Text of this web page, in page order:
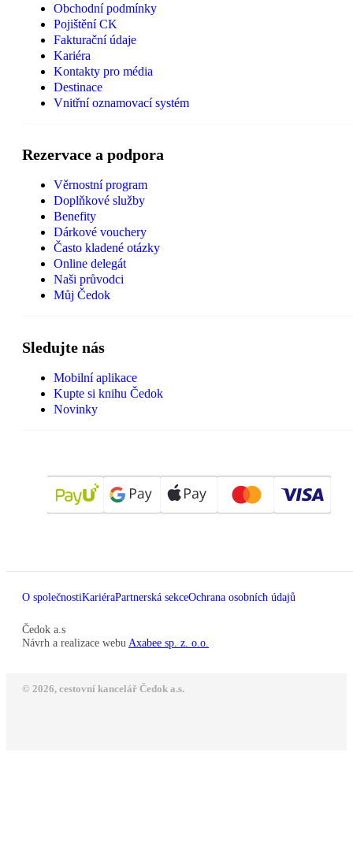
Obchodní podmínky
Pojištění CK
Fakturační údaje
Kariéra
Kontakty pro média
Destinace
Vnitřní oznamovací systém
Rezervace a podpora
Věrnostní program
Doplňkové služby
Benefity
Dárkové vouchery
Často kladené otázky
Online delegát
Naši průvodci
Můj Čedok
Sledujte nás
Mobilní aplikace
Kupte si knihu Čedok
Novinky
O společnostiKariéraPartnerská sekceOchrana osobních údajů
Čedok a.s
Návrh a realizace webu Axabee sp. z. o.o.
© 2026, cestovní kancelář Čedok a.s.